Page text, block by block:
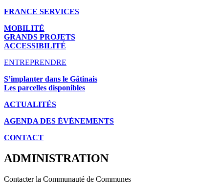
FRANCE SERVICES
MOBILITÉ
GRANDS PROJETS
ACCESSIBILITÉ
ENTREPRENDRE
S’implanter dans le Gâtinais
Les parcelles disponibles
ACTUALITÉS
AGENDA DES ÉVÉNEMENTS
CONTACT
ADMINISTRATION
Contacter la Communauté de Communes